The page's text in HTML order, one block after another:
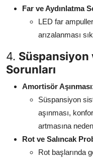
Far ve Aydınlatma
LED far
arızalanması
4. Süspansiyon
Sorunları
Amortisör
Süspansiyon
aşınması,
artmasına
Rot ve Salıncak
Rot başlarında